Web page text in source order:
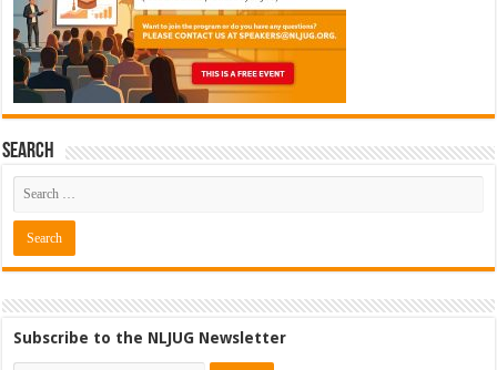
Search
Subscribe to the NLJUG Newsletter